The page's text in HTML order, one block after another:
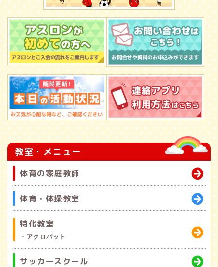
教室・メニュー
体育の家庭教師
体育・体操教室
特化教室
・アクロバット
サッカースクール